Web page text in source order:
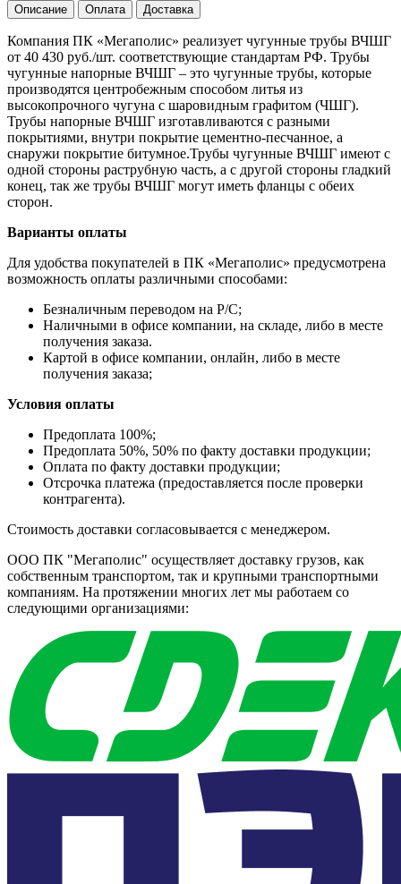
Описание Оплата Доставка
Компания ПК «Мегаполис» реализует чугунные трубы ВЧШГ
от 40 430 руб./шт. соответствующие стандартам РФ. Трубы
чугунные напорные ВЧШГ – это чугунные трубы, которые
производятся центробежным способом литья из
высокопрочного чугуна с шаровидным графитом (ЧШГ).
Трубы напорные ВЧШГ изготавливаются с разными
покрытиями, внутри покрытие цементно-песчанное, а
снаружи покрытие битумное.Трубы чугунные ВЧШГ имеют с
одной стороны раструбную часть, а с другой стороны гладкий
конец, так же трубы ВЧШГ могут иметь фланцы с обеих
сторон.
Варианты оплаты
Для удобства покупателей в ПК «Мегаполис» предусмотрена
возможность оплаты различными способами:
Безналичным переводом на Р/С;
Наличными в офисе компании, на складе, либо в месте
получения заказа.
Картой в офисе компании, онлайн, либо в месте
получения заказа;
Условия оплаты
Предоплата 100%;
Предоплата 50%, 50% по факту доставки продукции;
Оплата по факту доставки продукции;
Отсрочка платежа (предоставляется после проверки
контрагента).
Стоимость доставки согласовывается с менеджером.
ООО ПК "Мегаполис" осуществляет доставку грузов, как
собственным транспортом, так и крупными транспортными
компаниям. На протяжении многих лет мы работаем со
следующими организациями: